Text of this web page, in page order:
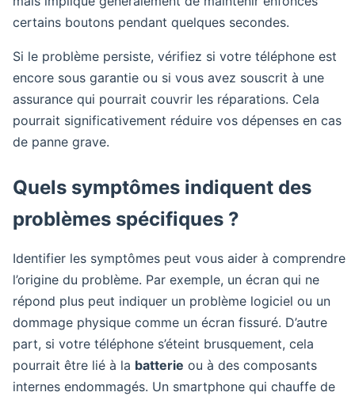
certains boutons pendant quelques secondes.
Si le problème persiste, vérifiez si votre téléphone est
encore sous garantie ou si vous avez souscrit à une
assurance qui pourrait couvrir les réparations. Cela
pourrait significativement réduire vos dépenses en cas
de panne grave.
Quels symptômes indiquent des
problèmes spécifiques ?
Identifier les symptômes peut vous aider à comprendre
l’origine du problème. Par exemple, un écran qui ne
répond plus peut indiquer un problème logiciel ou un
dommage physique comme un écran fissuré. D’autre
part, si votre téléphone s’éteint brusquement, cela
pourrait être lié à la batterie ou à des composants
internes endommagés. Un smartphone qui chauffe de